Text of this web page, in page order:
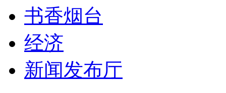
书香烟台
经济
新闻发布厅